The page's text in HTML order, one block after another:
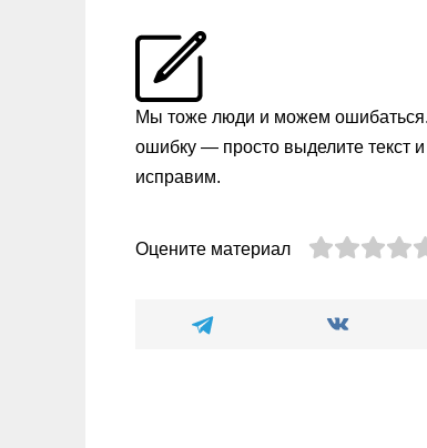
Мы тоже люди и можем
ошибку — просто выделите текст
исправим.
Оцените материал